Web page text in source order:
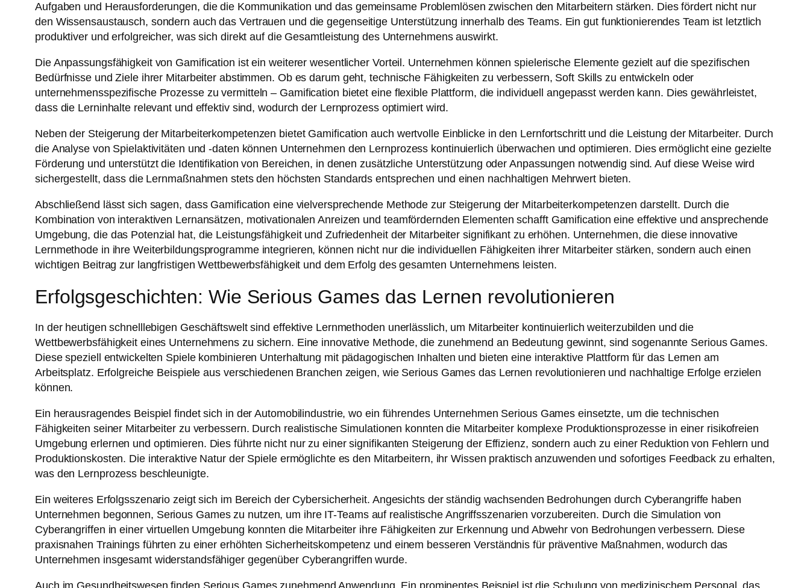
Aufgaben und Herausforderungen, die die Kommunikation und das gemeinsame Problemlösen zwischen den Mitarbeitern stärken. Dies fördert nicht nur
den Wissensaustausch, sondern auch das Vertrauen und die gegenseitige Unterstützung innerhalb des Teams. Ein gut funktionierendes Team ist letztlich
produktiver und erfolgreicher, was sich direkt auf die Gesamtleistung des Unternehmens auswirkt.
Die Anpassungsfähigkeit von Gamification ist ein weiterer wesentlicher Vorteil. Unternehmen können spielerische Elemente gezielt auf die spezifischen
Bedürfnisse und Ziele ihrer Mitarbeiter abstimmen. Ob es darum geht, technische Fähigkeiten zu verbessern, Soft Skills zu entwickeln oder
unternehmensspezifische Prozesse zu vermitteln – Gamification bietet eine flexible Plattform, die individuell angepasst werden kann. Dies gewährleistet,
dass die Lerninhalte relevant und effektiv sind, wodurch der Lernprozess optimiert wird.
Neben der Steigerung der Mitarbeiterkompetenzen bietet Gamification auch wertvolle Einblicke in den Lernfortschritt und die Leistung der Mitarbeiter. Durch
die Analyse von Spielaktivitäten und -daten können Unternehmen den Lernprozess kontinuierlich überwachen und optimieren. Dies ermöglicht eine gezielte
Förderung und unterstützt die Identifikation von Bereichen, in denen zusätzliche Unterstützung oder Anpassungen notwendig sind. Auf diese Weise wird
sichergestellt, dass die Lernmaßnahmen stets den höchsten Standards entsprechen und einen nachhaltigen Mehrwert bieten.
Abschließend lässt sich sagen, dass Gamification eine vielversprechende Methode zur Steigerung der Mitarbeiterkompetenzen darstellt. Durch die
Kombination von interaktiven Lernansätzen, motivationalen Anreizen und teamfördernden Elementen schafft Gamification eine effektive und ansprechende
Umgebung, die das Potenzial hat, die Leistungsfähigkeit und Zufriedenheit der Mitarbeiter signifikant zu erhöhen. Unternehmen, die diese innovative
Lernmethode in ihre Weiterbildungsprogramme integrieren, können nicht nur die individuellen Fähigkeiten ihrer Mitarbeiter stärken, sondern auch einen
wichtigen Beitrag zur langfristigen Wettbewerbsfähigkeit und dem Erfolg des gesamten Unternehmens leisten.
Erfolgsgeschichten: Wie Serious Games das Lernen revolutionieren
In der heutigen schnelllebigen Geschäftswelt sind effektive Lernmethoden unerlässlich, um Mitarbeiter kontinuierlich weiterzubilden und die
Wettbewerbsfähigkeit eines Unternehmens zu sichern. Eine innovative Methode, die zunehmend an Bedeutung gewinnt, sind sogenannte Serious Games.
Diese speziell entwickelten Spiele kombinieren Unterhaltung mit pädagogischen Inhalten und bieten eine interaktive Plattform für das Lernen am
Arbeitsplatz. Erfolgreiche Beispiele aus verschiedenen Branchen zeigen, wie Serious Games das Lernen revolutionieren und nachhaltige Erfolge erzielen
können.
Ein herausragendes Beispiel findet sich in der Automobilindustrie, wo ein führendes Unternehmen Serious Games einsetzte, um die technischen
Fähigkeiten seiner Mitarbeiter zu verbessern. Durch realistische Simulationen konnten die Mitarbeiter komplexe Produktionsprozesse in einer risikofreien
Umgebung erlernen und optimieren. Dies führte nicht nur zu einer signifikanten Steigerung der Effizienz, sondern auch zu einer Reduktion von Fehlern und
Produktionskosten. Die interaktive Natur der Spiele ermöglichte es den Mitarbeitern, ihr Wissen praktisch anzuwenden und sofortiges Feedback zu erhalten,
was den Lernprozess beschleunigte.
Ein weiteres Erfolgsszenario zeigt sich im Bereich der Cybersicherheit. Angesichts der ständig wachsenden Bedrohungen durch Cyberangriffe haben
Unternehmen begonnen, Serious Games zu nutzen, um ihre IT-Teams auf realistische Angriffsszenarien vorzubereiten. Durch die Simulation von
Cyberangriffen in einer virtuellen Umgebung konnten die Mitarbeiter ihre Fähigkeiten zur Erkennung und Abwehr von Bedrohungen verbessern. Diese
praxisnahen Trainings führten zu einer erhöhten Sicherheitskompetenz und einem besseren Verständnis für präventive Maßnahmen, wodurch das
Unternehmen insgesamt widerstandsfähiger gegenüber Cyberangriffen wurde.
Auch im Gesundheitswesen finden Serious Games zunehmend Anwendung. Ein prominentes Beispiel ist die Schulung von medizinischem Personal, das